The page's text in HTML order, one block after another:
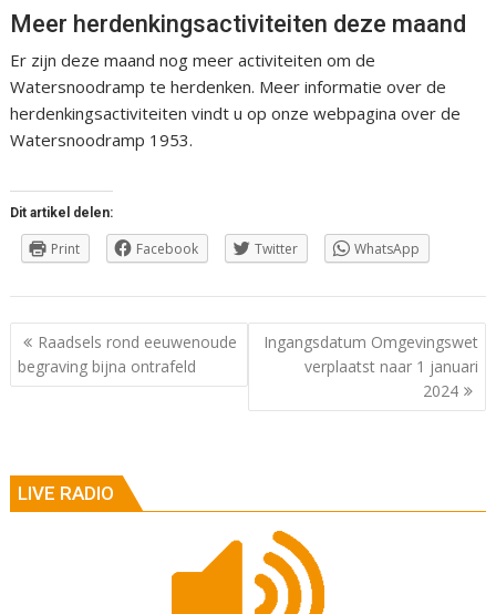
Meer herdenkingsactiviteiten deze maand
Er zijn deze maand nog meer activiteiten om de
Watersnoodramp te herdenken. Meer informatie over de
herdenkingsactiviteiten vindt u op onze webpagina over de
Watersnoodramp 1953.
Dit artikel delen:
Print Facebook Twitter WhatsApp
Berichtnavigatie
Raadsels rond eeuwenoude
begraving bijna ontrafeld
Ingangsdatum Omgevingswet
verplaatst naar 1 januari
2024
LIVE RADIO